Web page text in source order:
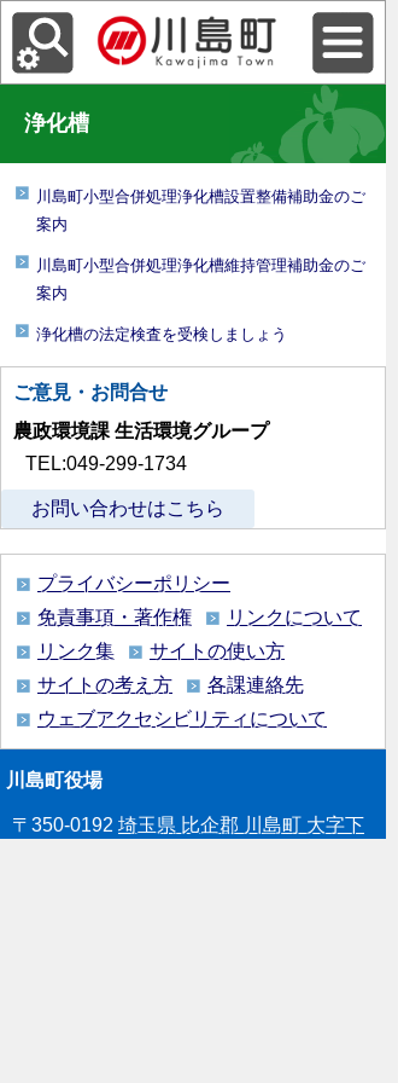
浄化槽
川島町小型合併処理浄化槽設置整備補助金のご
案内
川島町小型合併処理浄化槽維持管理補助金のご
案内
浄化槽の法定検査を受検しましょう
ご意見・お問合せ
農政環境課 生活環境グループ
TEL:049-299-1734
お問い合わせはこちら
プライバシーポリシー
免責事項・著作権
リンクについて
リンク集
サイトの使い方
サイトの考え方
各課連絡先
ウェブアクセシビリティについて
川島町役場
〒350-0192 埼玉県 比企郡 川島町 大字下